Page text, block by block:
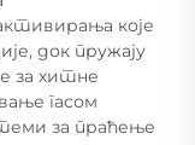
које
док пружају
за хитне
гасом
за праћење